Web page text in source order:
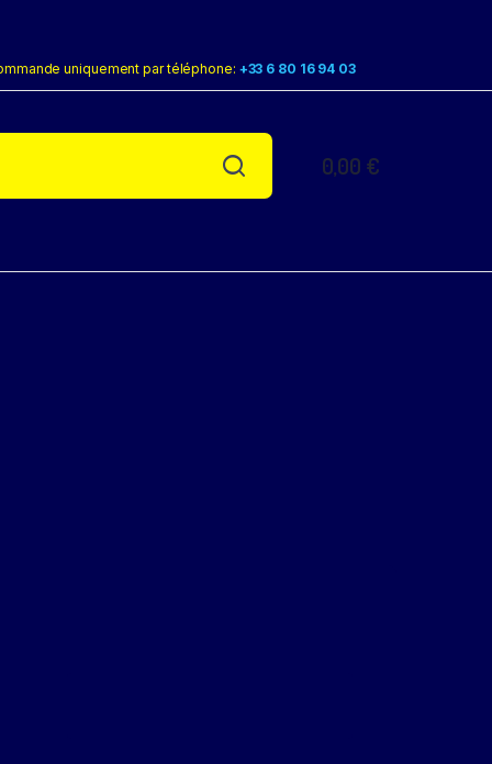
uniquement par téléphone: +33 6 80 16 94 03
0,00 €